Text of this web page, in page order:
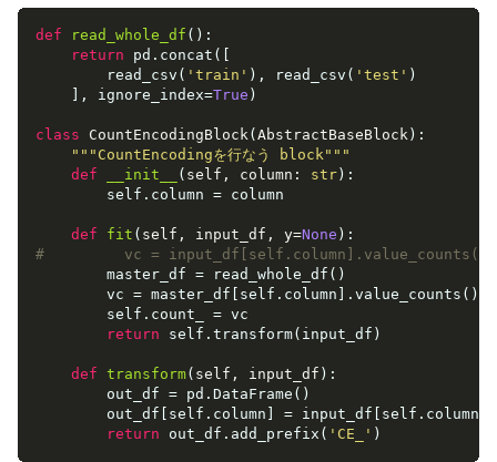
def read_whole_df ():
return pd.concat([
        read_csv(
'train' ), read_csv( 'test' )
    ], ignore_index=
True )
class CountEncodingBlock( AbstractBaseBlock ):
"""CountEncodingを行なう block"""
def
__init__ ( self, column: str ):
        self.column = column
def fit ( self, input_df, y=None ):
#         vc = input_df[self.column].value_counts()
        master_df = read_whole_df()
        vc = master_df[self.column].value_counts()
        self.count_ = vc
return self.transform(input_df)
def transform( self, input_df ):
        out_df = pd.DataFrame()
        out_df[self.column] = input_df[self.column].
return out_df.add_prefix( 'CE_' )